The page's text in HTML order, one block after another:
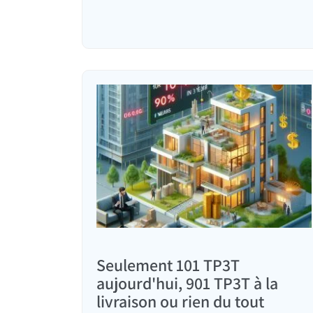
Seulement 101 TP3T
aujourd'hui, 901 TP3T à la
livraison ou rien du tout